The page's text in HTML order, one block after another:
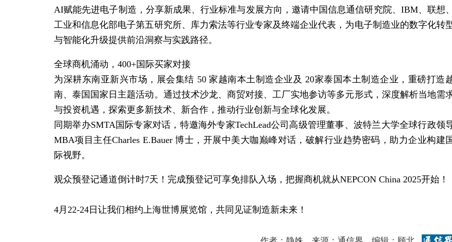
AI赋能先进电子制造，分享新成果、行业标准与发展方向，邀请中国信息通信研究院、IBM、联想、
工业和信息化部电子第五研究所、库力索法等行业专家及终端企业代表，为电子制造业的数字化转
与智能化升级提供前沿洞察与实践路径。
全球商机涌动，400+国际买家对接
为深耕东南亚新兴市场 ，展会集结 50 家越南本土制造企业及 20家泰国本土制造企业，重磅打造
南、泰国国家日主题活动。通过技术沙龙、商贸对接、工厂实地参访等多元形式，深度解析当地需
与投资机遇，探索更多新技术、新合作，推动行业创新与全球化发展。
同期举办SMTA国际专家对话，特邀海外专家TechLead公司高级管理董事、波特兰大学全球行政领
MBA项目主任Charles E.Bauer 博士，开展中美大咖巅峰对话，破解行业趋势密码，助力企业构建
际视野。
观众预登记通道倒计时7天！完成预登记可享免排队入场，把握商机就从NEPCON China 2025开始！
4月22-24日让我们相约上海世博展览馆，共同见证制造新未来！